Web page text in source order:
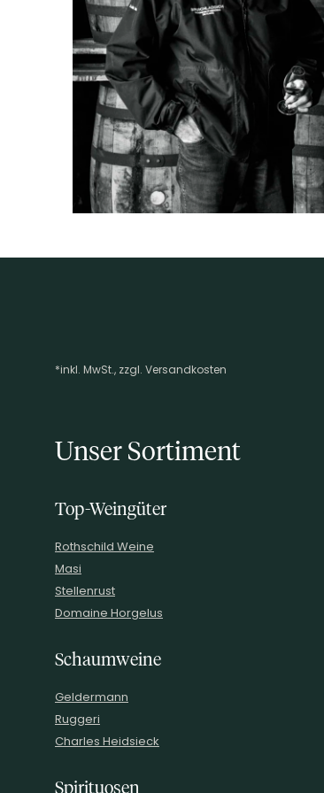
Footer-Menü
*inkl. MwSt., zzgl. Versandkosten
Unser Sortiment
Top-Weingüter
Rothschild Weine
Masi
Stellenrust
Domaine Horgelus
Schaumweine
Geldermann
Ruggeri
Charles Heidsieck
Spirituosen